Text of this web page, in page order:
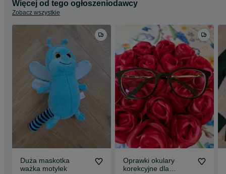
Więcej od tego ogłoszeniodawcy
Zobacz wszystkie
Duża maskotka
ważka motylek
Oprawki okulary
korekcyjne dla